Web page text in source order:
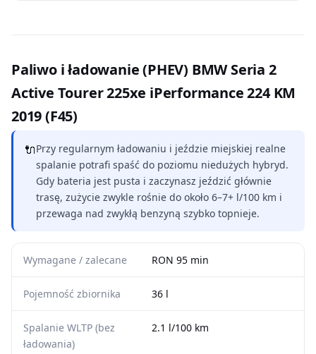
Paliwo i ładowanie (PHEV) BMW Seria 2
Active Tourer 225xe iPerformance 224 KM
2019 (F45)
🔌Przy regularnym ładowaniu i jeździe miejskiej realne
spalanie potrafi spaść do poziomu niedużych hybryd.
Gdy bateria jest pusta i zaczynasz jeździć głównie
trasę, zużycie zwykle rośnie do około 6–7+ l/100 km i
przewaga nad zwykłą benzyną szybko topnieje.
Wymagane / zalecane RON 95 min
Pojemność zbiornika 36 l
Spalanie WLTP (bez
ładowania)
2.1 l/100 km